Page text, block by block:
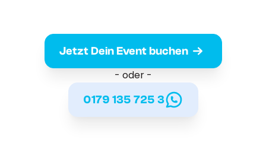
Jetzt Dein Event buchen
- oder -
0179 135 725 3